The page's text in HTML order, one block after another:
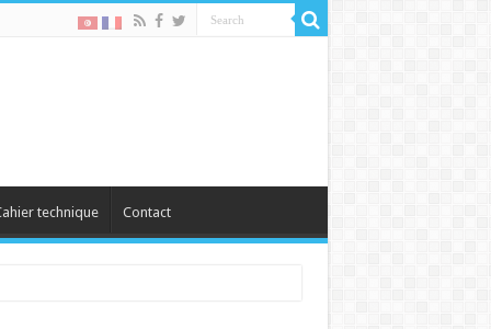
technique Contact